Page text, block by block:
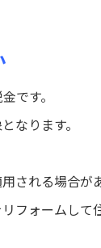
です。
なります。
される場合が
フォームして